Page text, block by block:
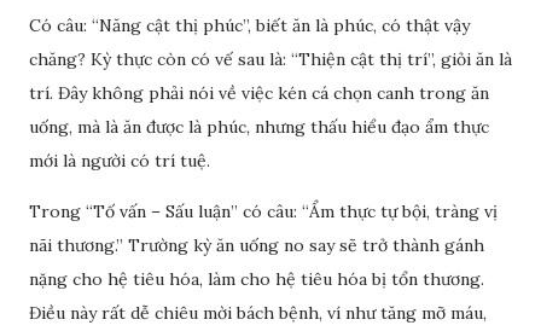
Có câu: “Năng cật thị phúc”, biết ăn là phúc, có thật vậy
chăng? Kỳ thực còn có vế sau là: “Thiện cật thị trí”, giỏi ăn là
trí. Đây không phải nói về việc kén cá chọn canh trong ăn
uống, mà là ăn được là phúc, nhưng thấu hiểu đạo ẩm thực
mới là người có trí tuệ.
Trong “Tố vấn – Sấu luận” có câu: “Ẩm thực tự bội, tràng vị
nãi thương.” Trường kỳ ăn uống no say sẽ trở thành gánh
nặng cho hệ tiêu hóa, làm cho hệ tiêu hóa bị tổn thương.
Điều này rất dễ chiêu mời bách bệnh, ví như tăng mỡ máu,